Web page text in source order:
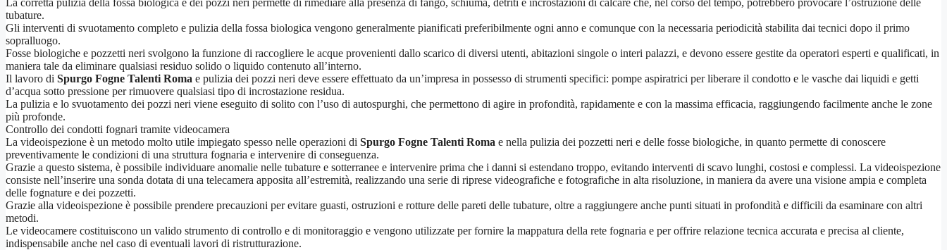
tubature.
Gli interventi di svuotamento completo e pulizia della fossa biologica vengono generalmente pianificati preferibilmente ogni anno e comunque con la necessaria periodicità stabilita dai tecnici dopo il primo
sopralluogo.
Fosse biologiche e pozzetti neri svolgono la funzione di raccogliere le acque provenienti dallo scarico di diversi utenti, abitazioni singole o interi palazzi, e devono essere gestite da operatori esperti e qualificati, in
maniera tale da eliminare qualsiasi residuo solido o liquido contenuto all’interno.
Il lavoro di Spurgo Fogne Talenti Roma e pulizia dei pozzi neri deve essere effettuato da un’impresa in possesso di strumenti specifici: pompe aspiratrici per liberare il condotto e le vasche dai liquidi e getti
d’acqua sotto pressione per rimuovere qualsiasi tipo di incrostazione residua.
La pulizia e lo svuotamento dei pozzi neri viene eseguito di solito con l’uso di autospurghi, che permettono di agire in profondità, rapidamente e con la massima efficacia, raggiungendo facilmente anche le zone
più profonde.
Controllo dei condotti fognari tramite videocamera
La videoispezione è un metodo molto utile impiegato spesso nelle operazioni di Spurgo Fogne Talenti Roma e nella pulizia dei pozzetti neri e delle fosse biologiche, in quanto permette di conoscere
preventivamente le condizioni di una struttura fognaria e intervenire di conseguenza.
Grazie a questo sistema, è possibile individuare anomalie nelle tubature e sotterranee e intervenire prima che i danni si estendano troppo, evitando interventi di scavo lunghi, costosi e complessi. La videoispezione
consiste nell’inserire una sonda dotata di una telecamera apposita all’estremità, realizzando una serie di riprese videografiche e fotografiche in alta risoluzione, in maniera da avere una visione ampia e completa
delle fognature e dei pozzetti.
Grazie alla videoispezione è possibile prendere precauzioni per evitare guasti, ostruzioni e rotture delle pareti delle tubature, oltre a raggiungere anche punti situati in profondità e difficili da esaminare con altri
metodi.
Le videocamere costituiscono un valido strumento di controllo e di monitoraggio e vengono utilizzate per fornire la mappatura della rete fognaria e per offrire relazione tecnica accurata e precisa al cliente,
indispensabile anche nel caso di eventuali lavori di ristrutturazione.